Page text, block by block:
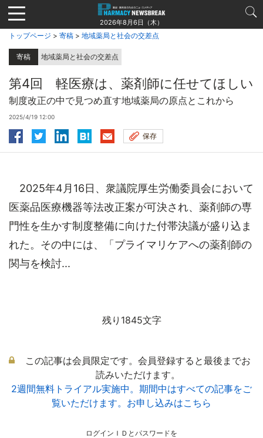
Jump
to
navigation
2026年8月6日（木）
トップページ > 寄稿 > 地域薬局と社会の交差点
寄稿 地域薬局と社会の交差点
第4回 軽医療は、薬剤師に任せてほしい
制度改正の中で見つめ直す地域薬局の原点とこれから
2025/4/19 12:00
保存
2025年4月16日、衆議院厚生労働委員会において
医薬品医療機器等法改正案が可決され、薬剤師の専
門性を生かす制度整備に向けた付帯決議が盛り込ま
れた。その中には、「プライマリケアへの薬剤師の
関与を検討...
残り1845文字
この記事は会員限定です。会員登録すると最後までお
読みいただけます。
2週間無料トライアル実施中。期間中はすべての記事をご
覧いただけます。お申し込みはこちら
ログインＩＤとパスワードを